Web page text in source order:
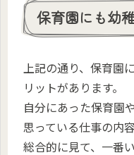
保育園にも幼
上記の通り、保育園
リットがあります。
自分にあった保育園
思っている仕事の内
総合的に見て、一番